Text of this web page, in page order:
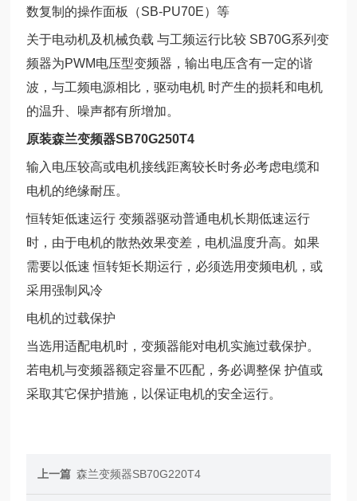
数复制的操作面板（SB-PU70E）等
关于电动机及机械负载 与工频运行比较 SB70G系列变
频器为PWM电压型变频器，输出电压含有一定的谐
波，与工频电源相比，驱动电机 时产生的损耗和电机
的温升、噪声都有所增加。
原装森兰变频器SB70G250T4
输入电压较高或电机接线距离较长时务必考虑电缆和
电机的绝缘耐压。
恒转矩低速运行 变频器驱动普通电机长期低速运行
时，由于电机的散热效果变差，电机温度升高。如果
需要以低速 恒转矩长期运行，必须选用变频电机，或
采用强制风冷
电机的过载保护
当选用适配电机时，变频器能对电机实施过载保护。
若电机与变频器额定容量不匹配，务必调整保 护值或
采取其它保护措施，以保证电机的安全运行。
上一篇 森兰变频器SB70G220T4